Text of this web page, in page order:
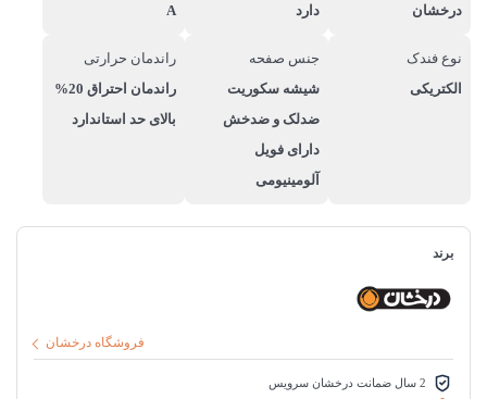
درخشان
دارد
A
نوع فندک
الکتریکی
جنس صفحه
شیشه سکوریت
ضدلک و ضدخش
دارای فویل
آلومینیومی
راندمان حرارتی
راندمان احتراق 20%
بالای حد استاندارد
برند
فروشگاه درخشان
2 سال ضمانت درخشان سرویس